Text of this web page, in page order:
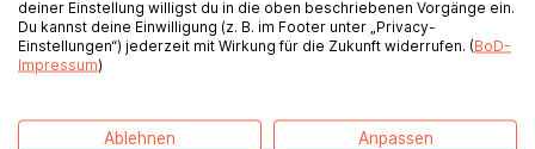
wir White-Label-Shops, Bestell- und
Warenwirtschaftssysteme zur Steuerung von
Prozessen und Warenströmen sowie ein
Verlagsbestellungen bereit.
deiner Einstellung willigst du in die oben beschriebenen Vorgänge ein.
Du kannst deine Einwilligung (z. B. im Footer unter „Privacy-
Einstellungen“) jederzeit mit Wirkung für die Zukunft widerrufen. (BoD-
Impressum)
Ablehnen Anpassen